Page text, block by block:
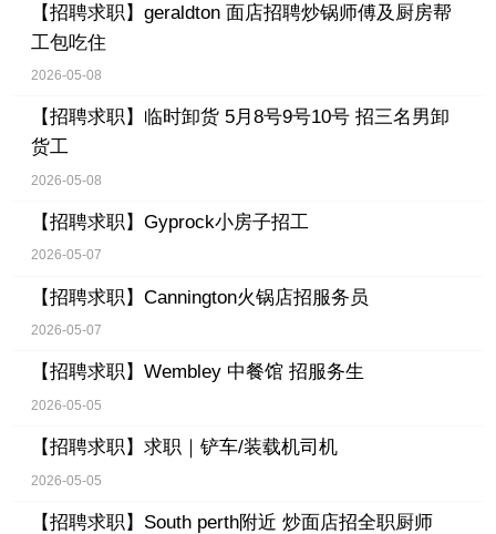
【招聘求职】 geraldton 面店招聘炒锅师傅及厨房帮
工包吃住
2026-05-08
【招聘求职】 临时卸货 5月8号9号10号 招三名男卸
货工
2026-05-08
【招聘求职】 Gyprock小房子招工
2026-05-07
【招聘求职】 Cannington火锅店招服务员
2026-05-07
【招聘求职】 Wembley 中餐馆 招服务生
2026-05-05
【招聘求职】 求职｜铲车/装载机司机
2026-05-05
【招聘求职】 South perth附近 炒面店招全职厨师